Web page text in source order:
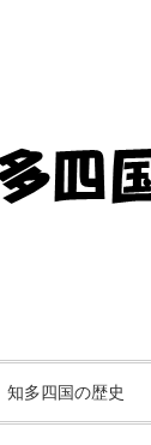
知多四国の歴史